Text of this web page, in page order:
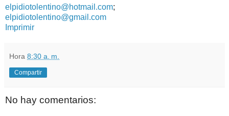
elpidiotolentino@hotmail.com;
elpidiotolentino@gmail.com
Imprimir
Hora 8:30 a. m.
Compartir
No hay comentarios: